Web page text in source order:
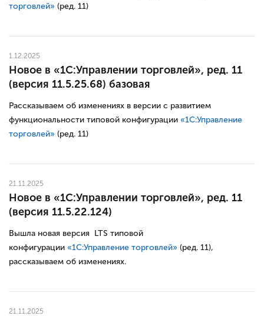
торговлей» (ред. 11)
1.12.2025
Новое в «1С:Управлении торговлей», ред. 11
(версия 11.5.25.68) базовая
Рассказываем об изменениях в версии с развитием
функциональности типовой конфигурации «1С:Управление
торговлей» (ред. 11)
21.11.2025
Новое в «1С:Управлении торговлей», ред. 11
(версия 11.5.22.124)
Вышла новая версия LTS типовой
конфигурации «1С:Управление торговлей» (ред. 11),
рассказываем об изменениях.
21.11.2025